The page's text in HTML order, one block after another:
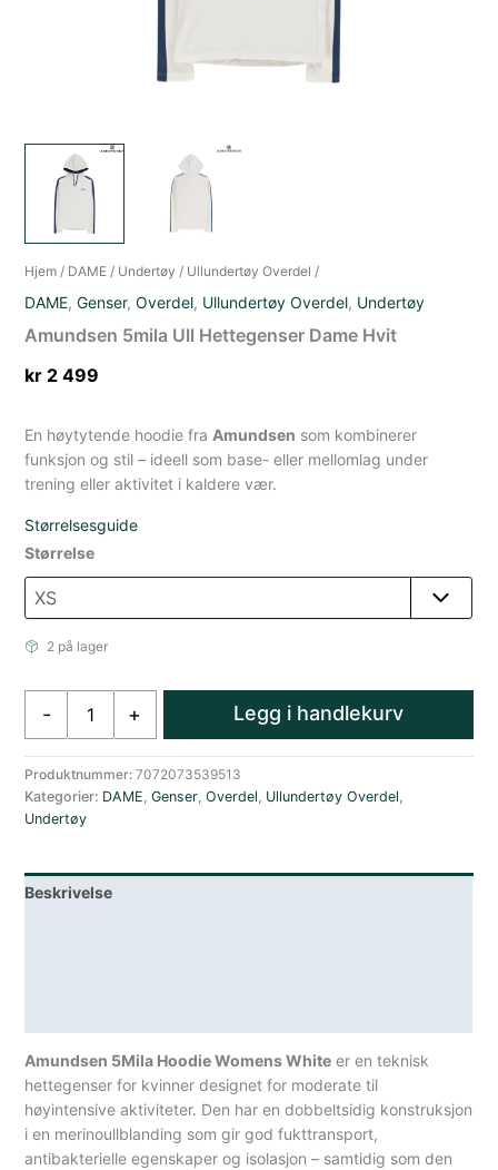
Hjem / DAME / Undertøy / Ullundertøy Overdel /
DAME,Genser,Overdel, Ullundertøy Overdel, Undertøy
Amundsen 5mila Ull Hettegenser Dame Hvit
kr 2 499
En høytytende hoodie fra Amundsen som kombinerer
funksjon og stil – ideell som base- eller mellomlag under
trening eller aktivitet i kaldere vær.
Størrelsesguide
Størrelse
2 på lager
-
Hettegenser
Dame
Hvit
+ Legg i handlekurv
Produktnummer:7072073539513
Kategorier: DAME,Genser,Overdel, Ullundertøy Overdel,
Undertøy
Beskrivelse
Amundsen 5Mila Hoodie Womens White er en teknisk
hettegenser for kvinner designet for moderate til
høyintensive aktiviteter. Den har en dobbeltsidig konstruksjon
i en merinoullblanding som gir god fukttransport,
antibakterielle egenskaper og isolasjon – samtidig som den